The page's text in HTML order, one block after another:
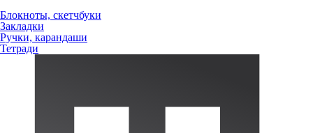
Блокноты, скетчбуки
Закладки
Ручки, карандаши
Тетради